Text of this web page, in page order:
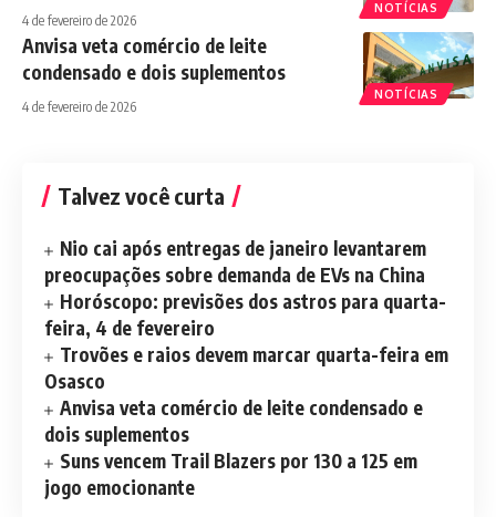
NOTÍCIAS
4 de fevereiro de 2026
NOTÍCIAS
Anvisa veta comércio de leite
condensado e dois suplementos
4 de fevereiro de 2026
Talvez você curta
Nio cai após entregas de janeiro levantarem
preocupações sobre demanda de EVs na China
Horóscopo: previsões dos astros para quarta-
feira, 4 de fevereiro
Trovões e raios devem marcar quarta-feira em
Osasco
Anvisa veta comércio de leite condensado e
dois suplementos
Suns vencem Trail Blazers por 130 a 125 em
jogo emocionante